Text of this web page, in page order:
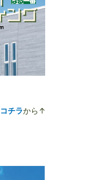
コチラから↑